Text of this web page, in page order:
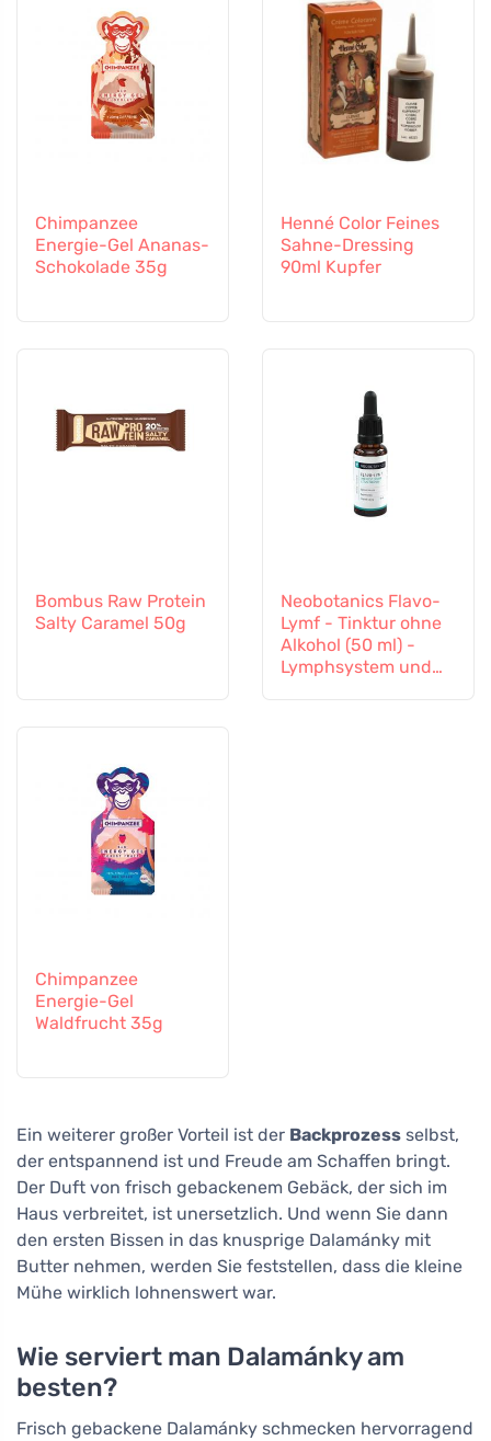
Chimpanzee
Energie-Gel Ananas-
Schokolade 35g
Henné Color Feines
Sahne-Dressing
90ml Kupfer
Bombus Raw Protein
Salty Caramel 50g
Neobotanics Flavo-
Lymf - Tinktur ohne
Alkohol (50 ml) -
Lymphsystem und
Chimpanzee
Energie-Gel
Waldfrucht 35g
Ein weiterer großer Vorteil ist der Backprozess selbst,
der entspannend ist und Freude am Schaffen bringt.
Der Duft von frisch gebackenem Gebäck, der sich im
Haus verbreitet, ist unersetzlich. Und wenn Sie dann
den ersten Bissen in das knusprige Dalamánky mit
Butter nehmen, werden Sie feststellen, dass die kleine
Mühe wirklich lohnenswert war.
Wie serviert man Dalamánky am
besten?
Frisch gebackene Dalamánky schmecken hervorragend